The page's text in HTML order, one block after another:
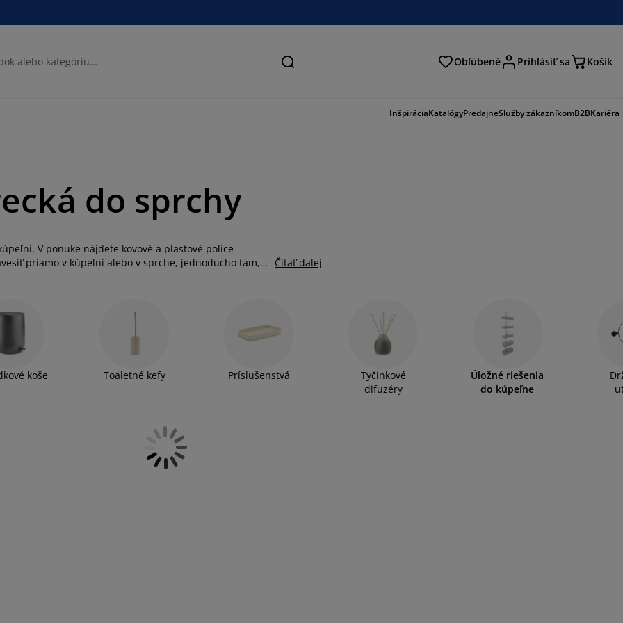
Hľadať Obľúbené Prihlásiť sa Košík
InšpiráciaKatalógyPredajneSlužby zákazníkomB2BKariéra
do sprchy
V ponuke nájdete kovové a plastové police
priamo v kúpeľni alebo v sprche, jednoducho tam,
Čítať ďalej
koše Toaletné kefy Príslušenstvá
Tyčinkové
difuzéry
Úložné riešenia
do kúpeľne